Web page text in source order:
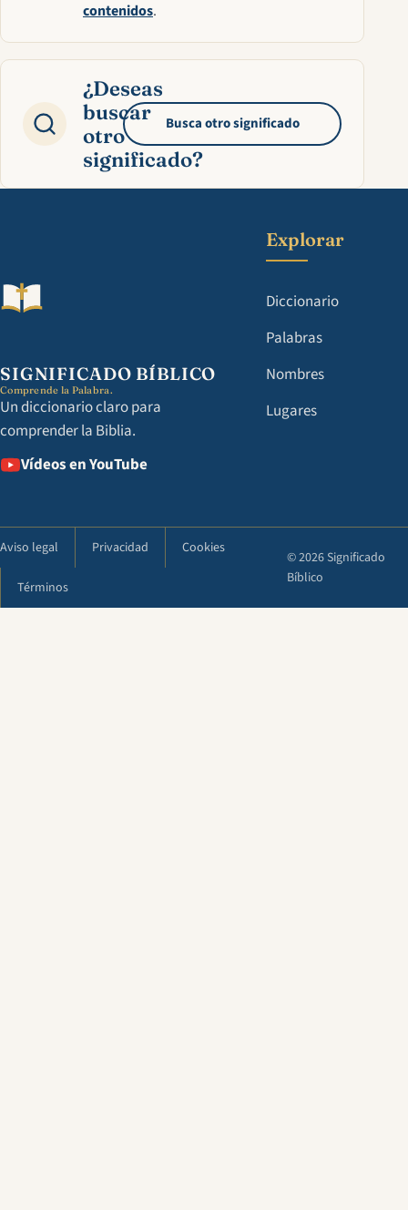
contenidos.
¿Deseas
buscar
otro
significado?
Busca otro significado
SIGNIFICADO BÍBLICO
Comprende la Palabra.
Un diccionario claro para
comprender la Biblia.
Vídeos en YouTube
Explorar
Diccionario
Palabras
Nombres
Lugares
Aviso legal Privacidad Cookies
Términos
© 2026 Significado
Bíblico